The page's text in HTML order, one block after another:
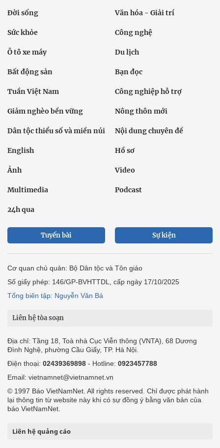
Đời sống Văn hóa - Giải trí
Sức khỏe Công nghệ
Ô tô xe máy Du lịch
Bất động sản Bạn đọc
Tuần Việt Nam Công nghiệp hỗ trợ
Giảm nghèo bền vững Nông thôn mới
Dân tộc thiểu số và miền núi Nội dung chuyên đề
English Hồ sơ
Ảnh Video
Multimedia Podcast
24h qua
Tuyến bài Sự kiện
Cơ quan chủ quản: Bộ Dân tộc và Tôn giáo
Số giấy phép: 146/GP-BVHTTDL, cấp ngày 17/10/2025
Tổng biên tập: Nguyễn Văn Bá
Liên hệ tòa soạn
Địa chỉ: Tầng 18, Toà nhà Cục Viễn thông (VNTA), 68 Dương
Đình Nghệ, phường Cầu Giấy, TP. Hà Nội.
Điện thoại: 02439369898 - Hotline: 0923457788
Email: vietnamnet@vietnamnet.vn
© 1997 Báo VietNamNet. All rights reserved. Chỉ được phát hành
lại thông tin từ website này khi có sự đồng ý bằng văn bản của
báo VietNamNet.
Liên hệ quảng cáo